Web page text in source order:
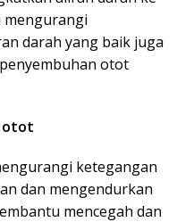
darah yang baik juga
otot
otot
ketegangan
dan mengendurkan
mencegah dan